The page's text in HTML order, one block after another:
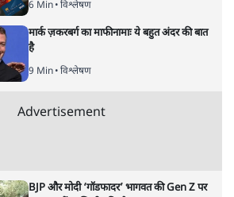
को बरबाद कर रहा है इथेनॉल': राहुल
वीजा-मास्टरकार्ड को फायदा पहुँचाने की चर्चा